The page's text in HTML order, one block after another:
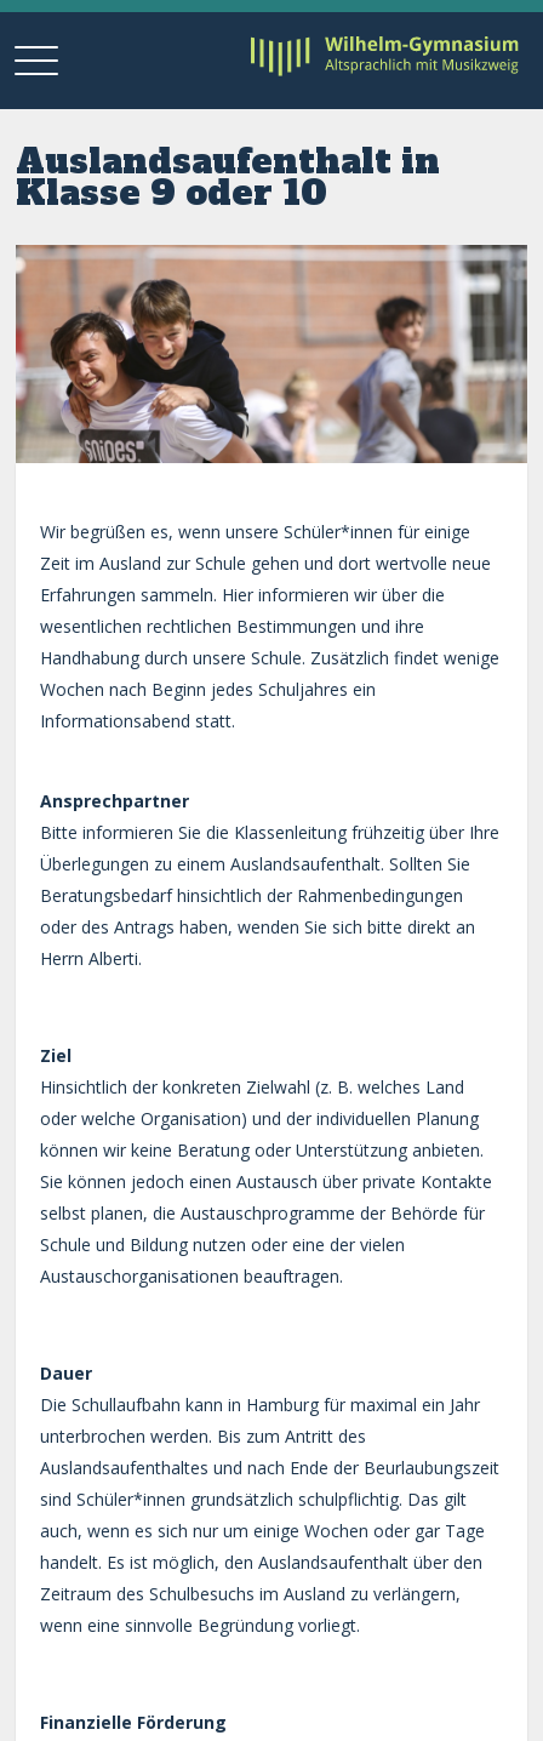
Auslandsaufenthalt in
Klasse 9 oder 10
Wir begrüßen es, wenn unsere Schüler*innen für einige
Zeit im Ausland zur Schule gehen und dort wertvolle neue
Erfahrungen sammeln. Hier informieren wir über die
wesentlichen rechtlichen Bestimmungen und ihre
Handhabung durch unsere Schule. Zusätzlich findet wenige
Wochen nach Beginn jedes Schuljahres ein
Informationsabend statt.
Ansprechpartner
Bitte informieren Sie die Klassenleitung frühzeitig über Ihre
Überlegungen zu einem Auslandsaufenthalt. Sollten Sie
Beratungsbedarf hinsichtlich der Rahmenbedingungen
oder des Antrags haben, wenden Sie sich bitte direkt an
Herrn Alberti.
Ziel
Hinsichtlich der konkreten Zielwahl (z. B. welches Land
oder welche Organisation) und der individuellen Planung
können wir keine Beratung oder Unterstützung anbieten.
Sie können jedoch einen Austausch über private Kontakte
selbst planen, die Austauschprogramme der Behörde für
Schule und Bildung nutzen oder eine der vielen
Austauschorganisationen beauftragen.
Dauer
Die Schullaufbahn kann in Hamburg für maximal ein Jahr
unterbrochen werden. Bis zum Antritt des
Auslandsaufenthaltes und nach Ende der Beurlaubungszeit
sind Schüler*innen grundsätzlich schulpflichtig. Das gilt
auch, wenn es sich nur um einige Wochen oder gar Tage
handelt. Es ist möglich, den Auslandsaufenthalt über den
Zeitraum des Schulbesuchs im Ausland zu verlängern,
wenn eine sinnvolle Begründung vorliegt.
Finanzielle Förderung